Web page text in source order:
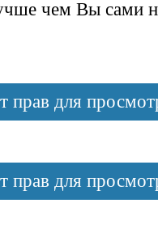
чем Вы сами
для
для